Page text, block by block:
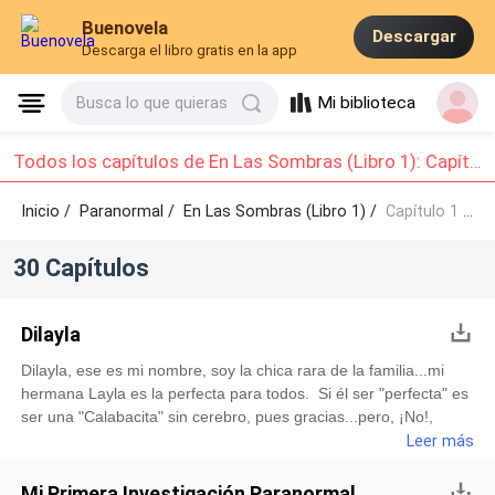
Buenovela
Descarga el libro gratis en la app
Descargar
Busca lo que quieras Mi biblioteca
Todos los capítulos de En Las Sombras (Libro 1): Capítulo 1 - Capítulo 10
Inicio / Paranormal/En Las Sombras (Libro 1) / Capítulo 1 - Capítulo 10
30 Capítulos
Dilayla
Dilayla, ese es mi nombre, soy la chica rara de la familia...mi
hermana Layla es la perfecta para todos. Si él ser "perfecta" es
ser una "Calabacita" sin cerebro, pues gracias...pero, ¡No!,
gracias. Mis padres me miraron como la niña rara toda la
metía en él primer lugar donde podía esconderme para no
Leer más